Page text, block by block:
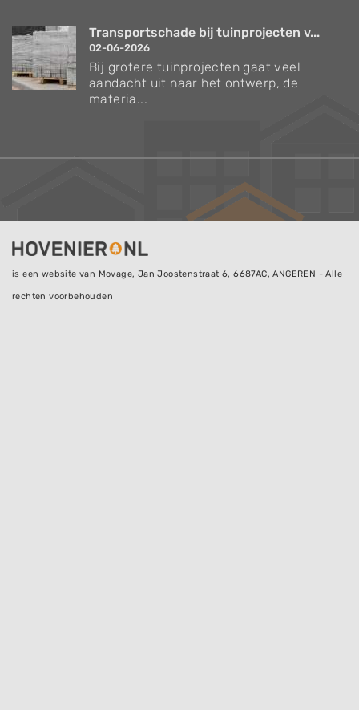
Transportschade bij tuinprojecten v...
02-06-2026
Bij grotere tuinprojecten gaat veel
aandacht uit naar het ontwerp, de
materia...
is een website van Movage, Jan Joostenstraat 6, 6687AC, ANGEREN - Alle
rechten voorbehouden